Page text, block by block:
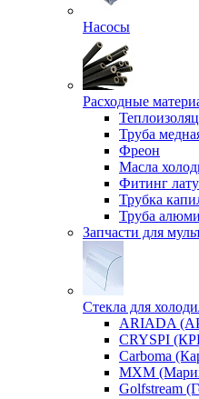
Насосы
Расходные
Труба
Фреон
Масла
Фитинг
Трубка
Труба
Запчасти для
Стекла для
ARIADA
CRYSPI
Carboma
MXM
Golfstream